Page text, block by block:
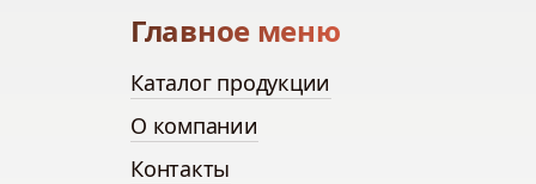
Главное меню
Каталог продукции
О компании
Контакты